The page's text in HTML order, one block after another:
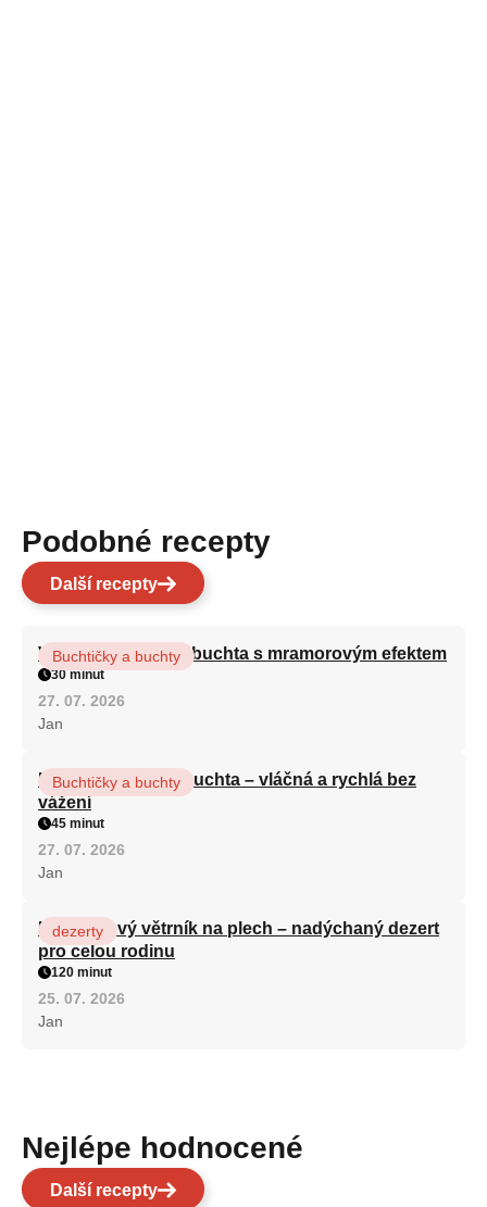
Podobné recepty
Další recepty
Vláčná olejová litá buchta s mramorovým efektem
Buchtičky a buchty
30 minut
27. 07. 2026
Jan
Hrnková maková buchta – vláčná a rychlá bez
vážení
Buchtičky a buchty
45 minut
27. 07. 2026
Jan
Karamelový větrník na plech – nadýchaný dezert
pro celou rodinu
dezerty
120 minut
25. 07. 2026
Jan
Nejlépe hodnocené
Další recepty